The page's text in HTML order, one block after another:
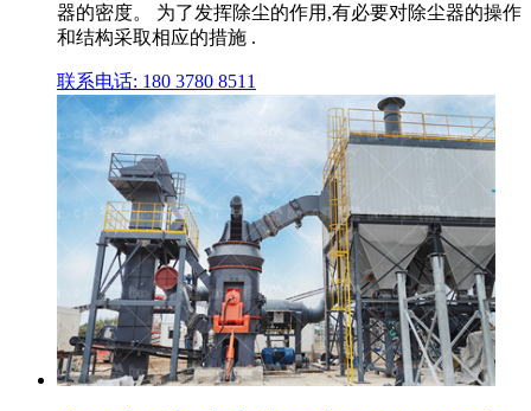
器的密度。 为了发挥除尘的作用,有必要对除尘器的操作
和结构采取相应的措施 .
联系电话: 180 3780 8511